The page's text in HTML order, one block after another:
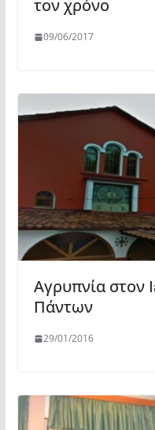
τον χρόνο
09/06/2017
Αγρυπνία στον
Πάντων
29/01/2016